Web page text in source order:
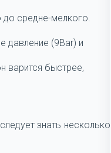
средне-мелкого.
давление (9Bar) и
варится быстрее,
знать несколько